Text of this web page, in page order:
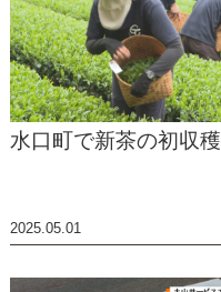
水口町で新茶の初収穫
2025.05.01